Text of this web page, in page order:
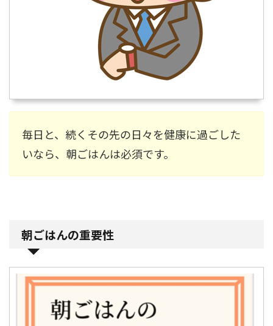
毎日と、続くその先の日々を健康に過ごした
いなら、朝ごはんは必須です。
朝ごはんの重要性